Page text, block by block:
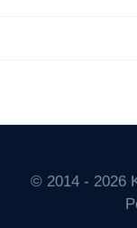
© 2014 - 2026